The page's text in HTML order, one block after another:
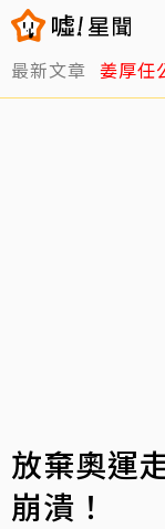
最新文章 姜厚任
放棄奧運
崩潰！